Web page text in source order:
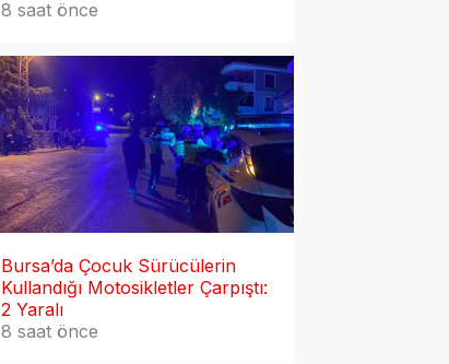
8 saat önce
Bursa’da Çocuk Sürücülerin
Kullandığı Motosikletler Çarpıştı:
2 Yaralı
8 saat önce